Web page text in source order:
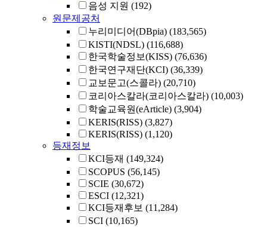
음성 지원 (192)
원문제공처
누리미디어(DBpia) (183,565)
KISTI(NDSL) (116,688)
한국학술정보(KISS) (76,636)
한국연구재단(KCI) (36,339)
교보문고(스콜라) (20,710)
코리아스칼라(코리아스칼라) (10,003)
학술교육원(eArticle) (3,904)
KERIS(RISS) (3,827)
KERIS(RISS) (1,120)
등재정보
KCI등재 (149,324)
SCOPUS (56,145)
SCIE (30,672)
ESCI (12,321)
KCI등재후보 (11,284)
SCI (10,165)